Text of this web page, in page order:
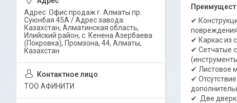
✔
✔ Каркас из
✔ Сетчатые
✔ Листовое
✔
✔ Две
Адрес: Офис продаж г. Алматы пр.
Суюнбая 45А / Адрес завода:
Казахстан, Алматинская область,
Илийский район, ​с. Кенена Азербаева
(Покровка), Промзона, 44​, Алматы,
Казахстан
ТОО АФИНИТИ